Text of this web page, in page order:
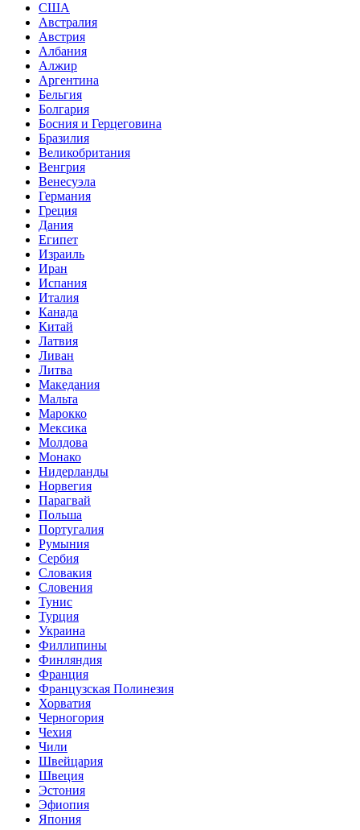
США
Австралия
Австрия
Албания
Алжир
Аргентина
Бельгия
Болгария
Босния и Герцеговина
Бразилия
Великобритания
Венгрия
Венесуэла
Германия
Греция
Дания
Египет
Израиль
Иран
Испания
Италия
Канада
Китай
Латвия
Ливан
Литва
Македания
Мальта
Марокко
Мексика
Молдова
Монако
Нидерланды
Норвегия
Парагвай
Польша
Португалия
Румыния
Сербия
Словакия
Словения
Тунис
Турция
Украина
Филлипины
Финляндия
Франция
Французская Полинезия
Хорватия
Черногория
Чехия
Чили
Швейцария
Швеция
Эстония
Эфиопия
Япония